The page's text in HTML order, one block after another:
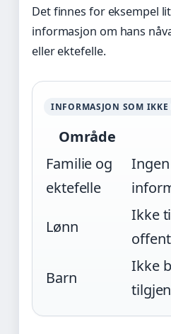
Det finnes for eksempel
informasjon om hans
eller ektefelle.
INFORMASJON SOM IKKE
Område
Familie og
ektefelle
Lønn
Ikke
Barn
Ikke